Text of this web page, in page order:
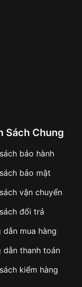
toán trực tiếp
hàng hoặc
chóng
không mong
Sách Chung
bảo hành
bảo mật
vận chuyển
đổi trả
dẫn mua hàng
dẫn thanh toán
kiểm hàng